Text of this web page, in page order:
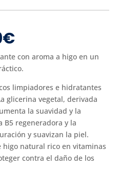
€El
precio
actual
es:
3,99€.
con aroma a higo en un
limpiadores e hidratantes
glicerina vegetal, derivada
la suavidad y la
B5 regeneradora y la
y suavizan la piel.
higo natural rico en vitaminas
contra el daño de los